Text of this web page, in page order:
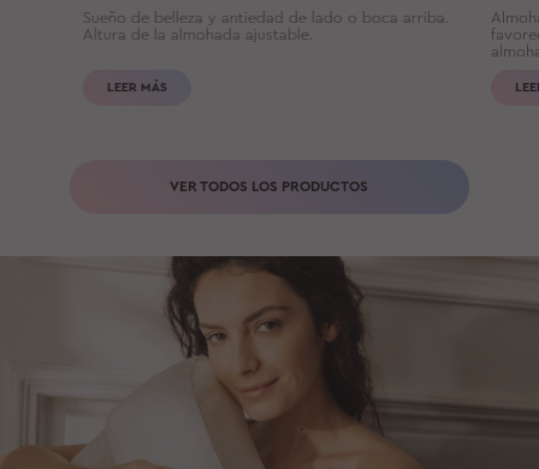
Sueño de belleza y antiedad de lado o boca arriba.
Altura de la almohada ajustable.
LEER MÁS
VER TODOS LOS PRODUCTOS